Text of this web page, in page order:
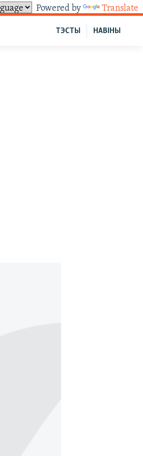
Powered by Translate
НАВІНЫ
ТЭСТЫ